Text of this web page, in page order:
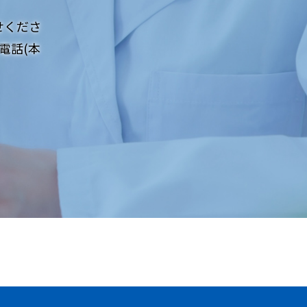
ださ
話(本